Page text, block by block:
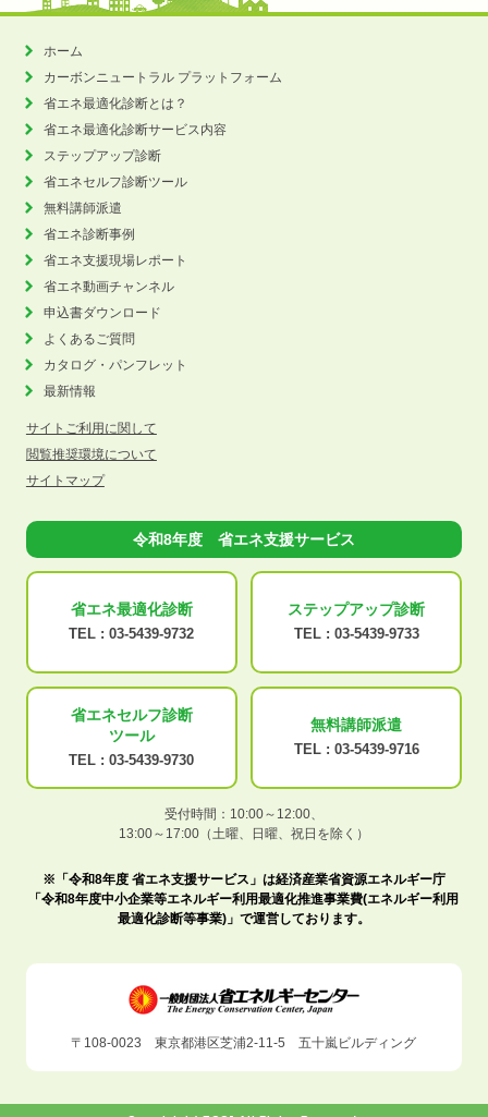
ホーム
カーボンニュートラル プラットフォーム
省エネ最適化診断とは？
省エネ最適化診断サービス内容
ステップアップ診断
省エネセルフ診断ツール
無料講師派遣
省エネ診断事例
省エネ支援現場レポート
省エネ動画チャンネル
申込書ダウンロード
よくあるご質問
カタログ・パンフレット
最新情報
サイトご利用に関して
閲覧推奨環境について
サイトマップ
令和8年度 省エネ支援サービス
省エネ最適化診断
TEL : 03-5439-9732
ステップアップ診断
TEL : 03-5439-9733
省エネセルフ診断
ツール
TEL : 03-5439-9730
無料講師派遣
TEL : 03-5439-9716
受付時間：10:00～12:00、
13:00～17:00（土曜、日曜、祝日を除く）
※「令和8年度 省エネ支援サービス」は経済産業省資源エネルギー庁
「令和8年度中小企業等エネルギー利用最適化推進事業費(エネルギー利用
最適化診断等事業)」で運営しております。
〒108-0023 東京都港区芝浦2-11-5 五十嵐ビルディング